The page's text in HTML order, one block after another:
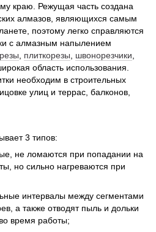
краю. Режущая часть создана
алмазов, являющихся самым
поэтому легко справляются
с алмазным напылением
плиткорезы швонорезчики
область использования.
необходим в строительных
улиц и террас, балконов,
3 типов:
не ломаются при попадании на
но сильно нагреваются при
интервалы между сегментами
а также отводят пыль и дольки
время работы;